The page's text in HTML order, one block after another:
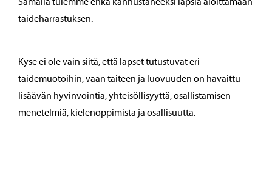
taideharrastuksen.
Kyse ei ole vain siitä, että lapset tutustuvat eri
taidemuotoihin, vaan taiteen ja luovuuden on havaittu
lisäävän hyvinvointia, yhteisöllisyyttä, osallistamisen
menetelmiä, kielenoppimista ja osallisuutta.